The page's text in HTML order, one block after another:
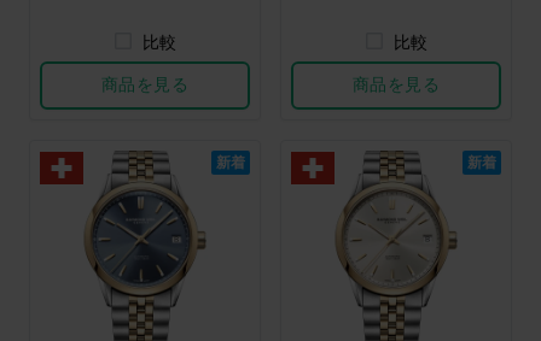
比較
商品を見る
比較
商品を見る
新着 新着